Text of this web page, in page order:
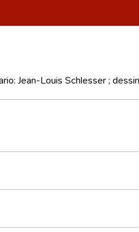
Jean-Louis Schlesser ;